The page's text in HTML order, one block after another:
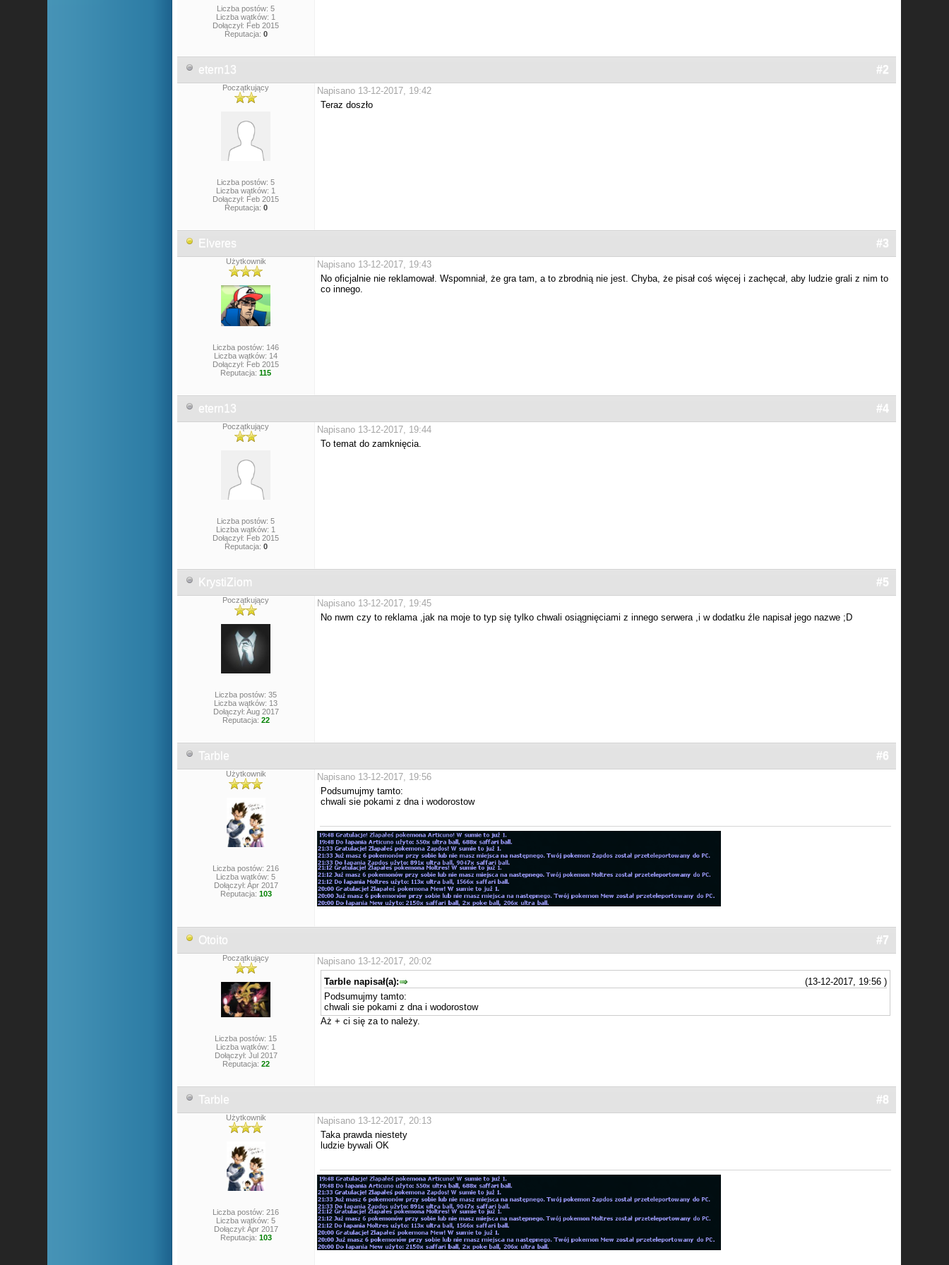
Liczba postów: 5
Liczba wątków: 1
Dołączył: Feb 2015
Reputacja: 0
etern13 #2
Początkujący
Liczba postów: 5
Liczba wątków: 1
Dołączył: Feb 2015
Reputacja: 0
Napisano 13-12-2017, 19:42
Teraz doszło
Elveres #3
Użytkownik
Liczba postów: 146
Liczba wątków: 14
Dołączył: Feb 2015
Reputacja:115
Napisano 13-12-2017, 19:43
No oficjalnie nie reklamował. Wspomniał, że gra tam, a to zbrodnią nie jest. Chyba, że pisał coś więcej i zachęcał, aby ludzie grali z nim to
co innego.
etern13 #4
Początkujący
Liczba postów: 5
Liczba wątków: 1
Dołączył: Feb 2015
Reputacja: 0
Napisano 13-12-2017, 19:44
To temat do zamknięcia.
KrystiZiom #5
Początkujący
Liczba postów: 35
Liczba wątków: 13
Dołączył: Aug 2017
Reputacja: 22
Napisano 13-12-2017, 19:45
No nwm czy to reklama ,jak na moje to typ się tylko chwali osiągnięciami z innego serwera ,i w dodatku źle napisał jego nazwe ;D
Tarble #6
Użytkownik
Liczba postów: 216
Liczba wątków: 5
Dołączył: Apr 2017
Reputacja: 103
Napisano 13-12-2017, 19:56
Podsumujmy tamto:
chwali sie pokami z dna i wodorostow
Otoito #7
Początkujący
Liczba postów: 15
Liczba wątków: 1
Dołączył: Jul 2017
Reputacja: 22
Napisano 13-12-2017, 20:02
(13-12-2017, 19:56 )
Tarble napisał(a):
Podsumujmy tamto:
chwali sie pokami z dna i wodorostow
Aż + ci się za to należy.
Tarble #8
Użytkownik
Liczba postów: 216
Liczba wątków: 5
Dołączył: Apr 2017
Reputacja: 103
Napisano 13-12-2017, 20:13
Taka prawda niestety
ludzie bywali OK